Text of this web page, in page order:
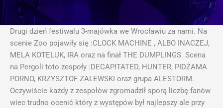
Drugi dzień festiwalu 3-majówka we Wrocławiu za nami. Na
scenie Zoo pojawiły się :CLOCK MACHINE , ALBO INACZEJ,
MELA KOTELUK, IRA oraz na finał THE DUMPLINGS. Scena
na Pergoli toto zespoły :DECAPITATED, HUNTER, PIDŻAMA
PORNO, KRZYSZTOF ZALEWSKI oraz grupa ALESTORM.
Oczywiście każdy z zespołów zgromadził sporą liczbę fanów
wiec trudno ocenić który z występów był najlepszy ale przy